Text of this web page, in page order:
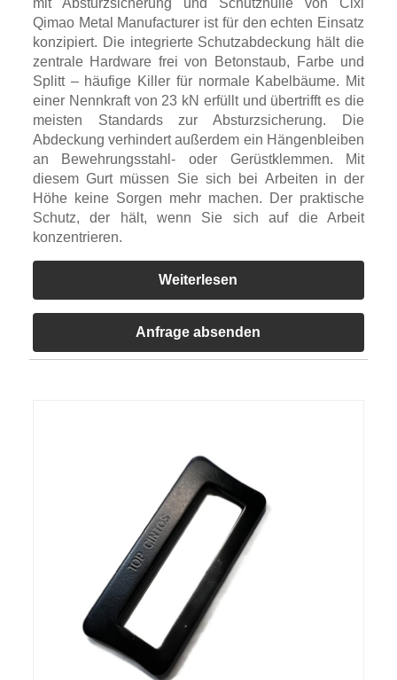
Qimao Metal Manufacturer ist für den echten Einsatz
konzipiert. Die integrierte Schutzabdeckung hält die
zentrale Hardware frei von Betonstaub, Farbe und
Splitt – häufige Killer für normale Kabelbäume. Mit
einer Nennkraft von 23 kN erfüllt und übertrifft es die
meisten Standards zur Absturzsicherung. Die
Abdeckung verhindert außerdem ein Hängenbleiben
an Bewehrungsstahl- oder Gerüstklemmen. Mit
diesem Gurt müssen Sie sich bei Arbeiten in der
Höhe keine Sorgen mehr machen. Der praktische
Schutz, der hält, wenn Sie sich auf die Arbeit
konzentrieren.
Weiterlesen
Anfrage absenden